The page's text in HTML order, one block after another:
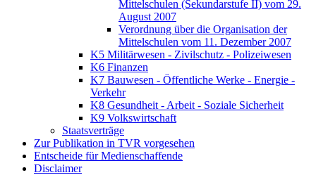
Mittelschulen (Sekundarstufe II) vom 29.
August 2007
Verordnung über die Organisation der
Mittelschulen vom 11. Dezember 2007
K5 Militärwesen - Zivilschutz - Polizeiwesen
K6 Finanzen
K7 Bauwesen - Öffentliche Werke - Energie -
Verkehr
K8 Gesundheit - Arbeit - Soziale Sicherheit
K9 Volkswirtschaft
Staatsverträge
Zur Publikation in TVR vorgesehen
Entscheide für Medienschaffende
Disclaimer